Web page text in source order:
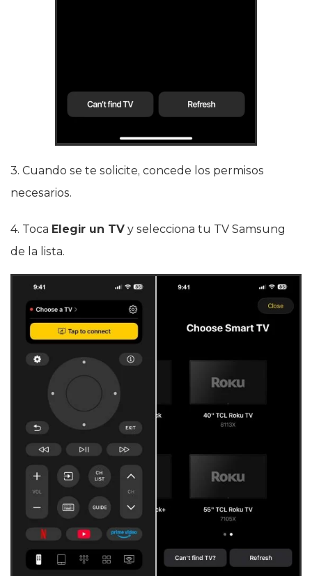
3. Cuando se te solicite, concede los permisos
necesarios.
4. Toca Elegir un TV y selecciona tu TV Samsung
de la lista.